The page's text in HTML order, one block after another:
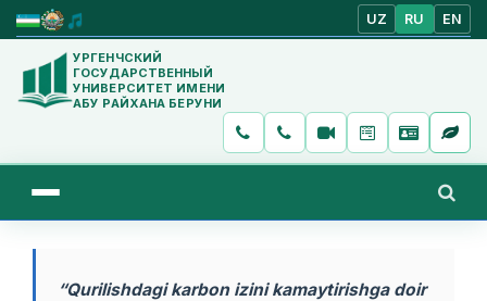
UZ RU EN
УРГЕНЧСКИЙ
ГОСУДАРСТВЕННЫЙ
УНИВЕРСИТЕТ ИМЕНИ
АБУ РАЙХАНА БЕРУНИ
“Qurilishdagi karbon izini kamaytirishga doir